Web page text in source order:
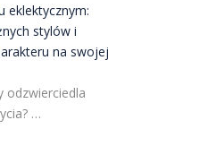
eklektycznym:
stylów i
na swojej
odzwierciedla
…